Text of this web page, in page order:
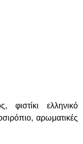
φιστίκι ελληνικό
αρωματικές